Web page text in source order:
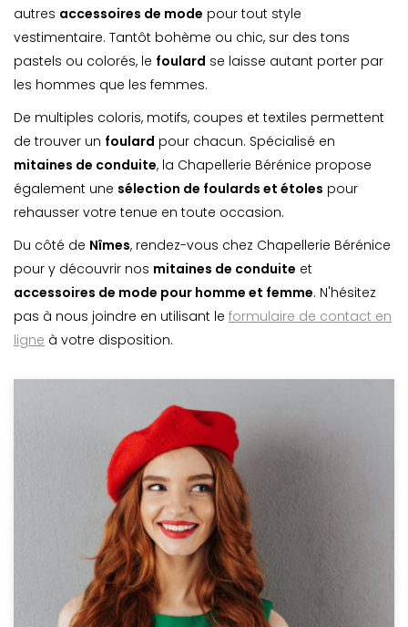
autres accessoires de mode pour tout style
vestimentaire. Tantôt bohème ou chic, sur des tons
pastels ou colorés, le foulard se laisse autant porter par
les hommes que les femmes.
De multiples coloris, motifs, coupes et textiles permettent
de trouver un foulard pour chacun. Spécialisé en
mitaines de conduite, la Chapellerie Bérénice propose
également une sélection de foulards et étoles pour
rehausser votre tenue en toute occasion.
Du côté de Nîmes, rendez-vous chez Chapellerie Bérénice
pour y découvrir nos mitaines de conduite et
accessoires de mode pour homme et femme. N'hésitez
pas à nous joindre en utilisant le formulaire de contact en
ligne à votre disposition.